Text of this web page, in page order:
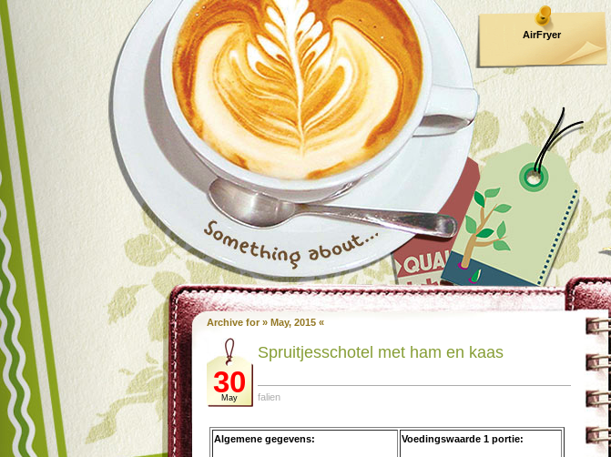
AirFryer
Archive for » May, 2015 «
30
May
Spruit­jes­scho­tel met ham en kaas
falien
Algemene gegevens: Voedingswaarde 1 portie: